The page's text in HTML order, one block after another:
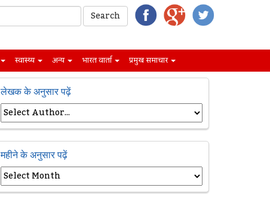
स्वास्थ्य अन्य भारत वार्ता प्रमुख समाचार
लेखक के अनुसार पढ़ें
महीने के अनुसार पढ़ें